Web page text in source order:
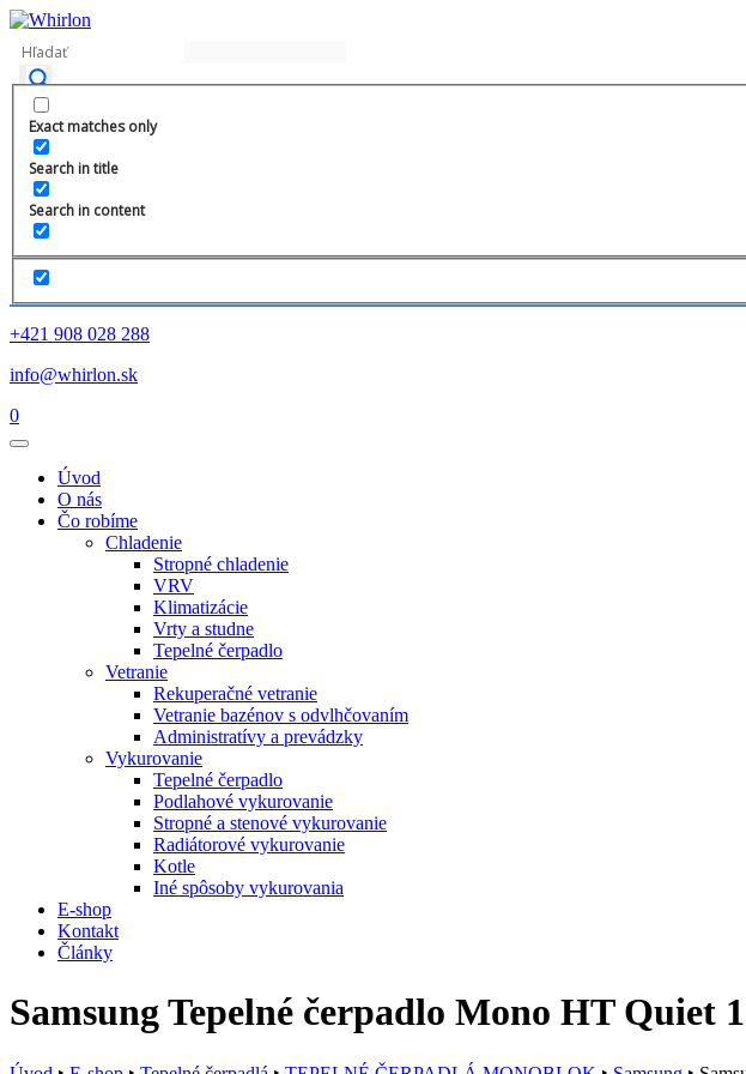
Exact matches only
Search in title
Search in content
+421 908 028 288
info@whirlon.sk
0
Úvod
O nás
Čo robíme
Chladenie
Stropné chladenie
VRV
Klimatizácie
Vrty a studne
Tepelné čerpadlo
Vetranie
Rekuperačné vetranie
Vetranie bazénov s odvlhčovaním
Administratívy a prevádzky
Vykurovanie
Tepelné čerpadlo
Podlahové vykurovanie
Stropné a stenové vykurovanie
Radiátorové vykurovanie
Kotle
Iné spôsoby vykurovania
E-shop
Kontakt
Články
Samsung Tepelné čerpadlo Mono HT Quiet